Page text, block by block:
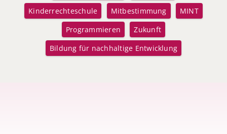
Kinderrechteschule
Mitbestimmung
MINT
Programmieren
Zukunft
Bildung für nachhaltige Entwicklung